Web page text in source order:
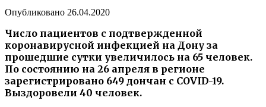
Опубликовано 26.04.2020
Число пациентов с подтвержденной
коронавирусной инфекцией на Дону за
прошедшие сутки увеличилось на 65 человек.
По состоянию на 26 апреля в регионе
зарегистрировано 649 дончан с COVID-19.
Выздоровели 40 человек.